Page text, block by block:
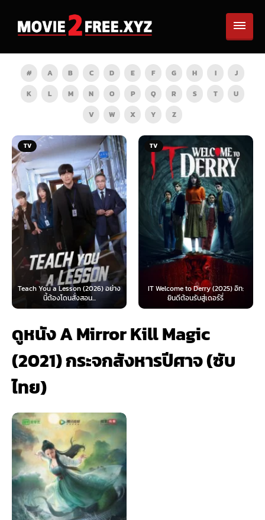
# A B C D E F G H I
J
K
L M N O P Q R S T
U
V
W X Y Z
TV
IT Welcome to Derry (2025) อิท:
ยินดีต้อนรับสู่เดอร์รี่
Beyond Sasquatch (2026) พากย์
ไทย 1X
ดูหนัง A Mirror Kill Magic
(2021) กระจกสังหารปีศาจ (ซับ
ไทย)